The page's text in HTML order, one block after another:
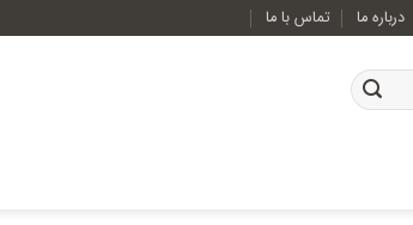
درباره ما تماس با ما